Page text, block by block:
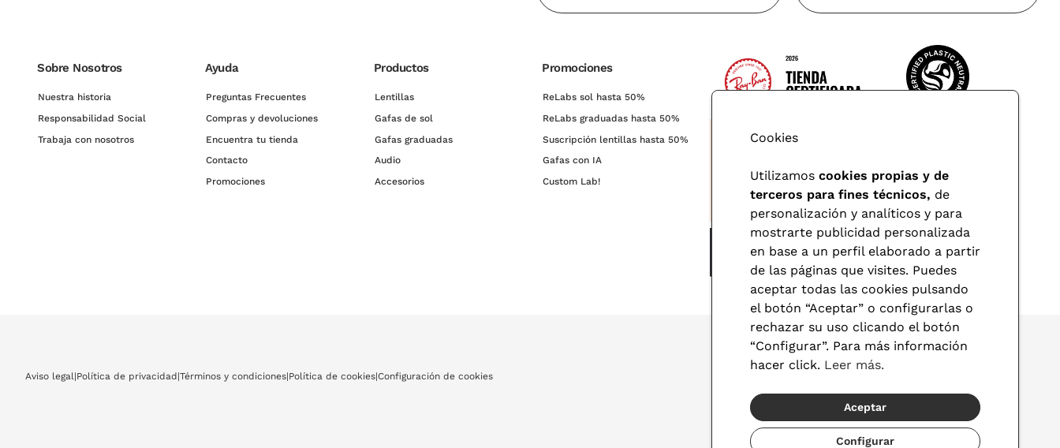
Sobre Nosotros
Nuestra historia
Responsabilidad Social
Trabaja con nosotros
Ayuda
Preguntas Frecuentes
Compras y devoluciones
Encuentra tu tienda
Contacto
Promociones
Productos
Lentillas
Gafas de sol
Gafas graduadas
Audio
Accesorios
Promociones
ReLabs sol hasta 50%
ReLabs graduadas hasta 50%
Suscripción lentillas hasta 50%
Gafas con IA
Custom Lab!
Aviso legal|Política de privacidad |Términos y condiciones|Política de cookies|Configuración de cookies
© 2026 Visionlab
Cookies
Utilizamos cookies propias y de
terceros para fines técnicos, de
personalización y analíticos y para
mostrarte publicidad personalizada
en base a un perfil elaborado a partir
de las páginas que visites. Puedes
aceptar todas las cookies pulsando
el botón “Aceptar” o configurarlas o
rechazar su uso clicando el botón
“Configurar”. Para más información
hacer click. Leer más.
Aceptar
Configurar